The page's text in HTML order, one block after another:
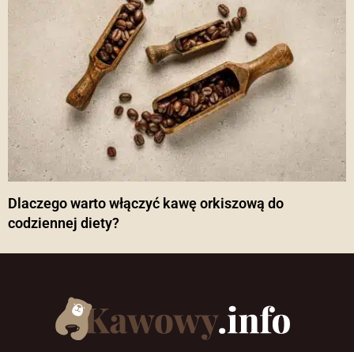
Dlaczego warto włączyć kawę orkiszową do
codziennej diety?